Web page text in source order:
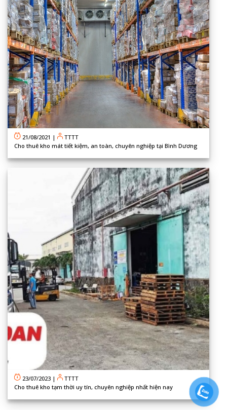
21/08/2021 |
TTTT
Cho thuê kho mát tiết kiệm, an toàn, chuyên nghiệp tại Bình Dương
23/07/2023 |
TTTT
Cho thuê kho tạm thời uy tín, chuyên nghiệp nhất hiện nay